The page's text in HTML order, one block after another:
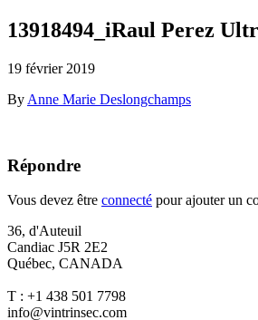
13918494_iRaul Perez
19 février 2019
By Anne Marie Deslongchamps
Répondre
Vous devez être connecté pour ajouter un
36, d'Auteuil
Candiac J5R 2E2
Québec, CANADA
T : +1 438 501 7798
info@vintrinsec.com